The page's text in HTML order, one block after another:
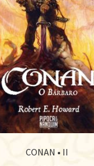
CONAN • II